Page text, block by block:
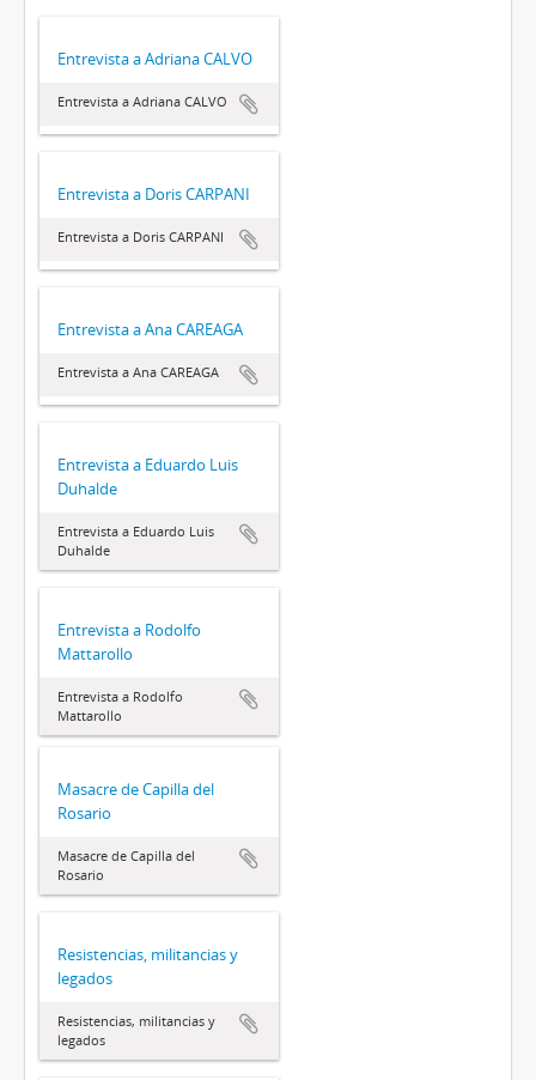
Entrevista a Adriana CALVO
Entrevista a Adriana CALVO
Entrevista a Doris CARPANI
Entrevista a Doris CARPANI
Entrevista a Ana CAREAGA
Entrevista a Ana CAREAGA
Entrevista a Eduardo Luis
Duhalde
Entrevista a Eduardo Luis
Duhalde
Entrevista a Rodolfo
Mattarollo
Entrevista a Rodolfo
Mattarollo
Masacre de Capilla del
Rosario
Masacre de Capilla del
Rosario
Resistencias, militancias y
legados
Resistencias, militancias y
legados